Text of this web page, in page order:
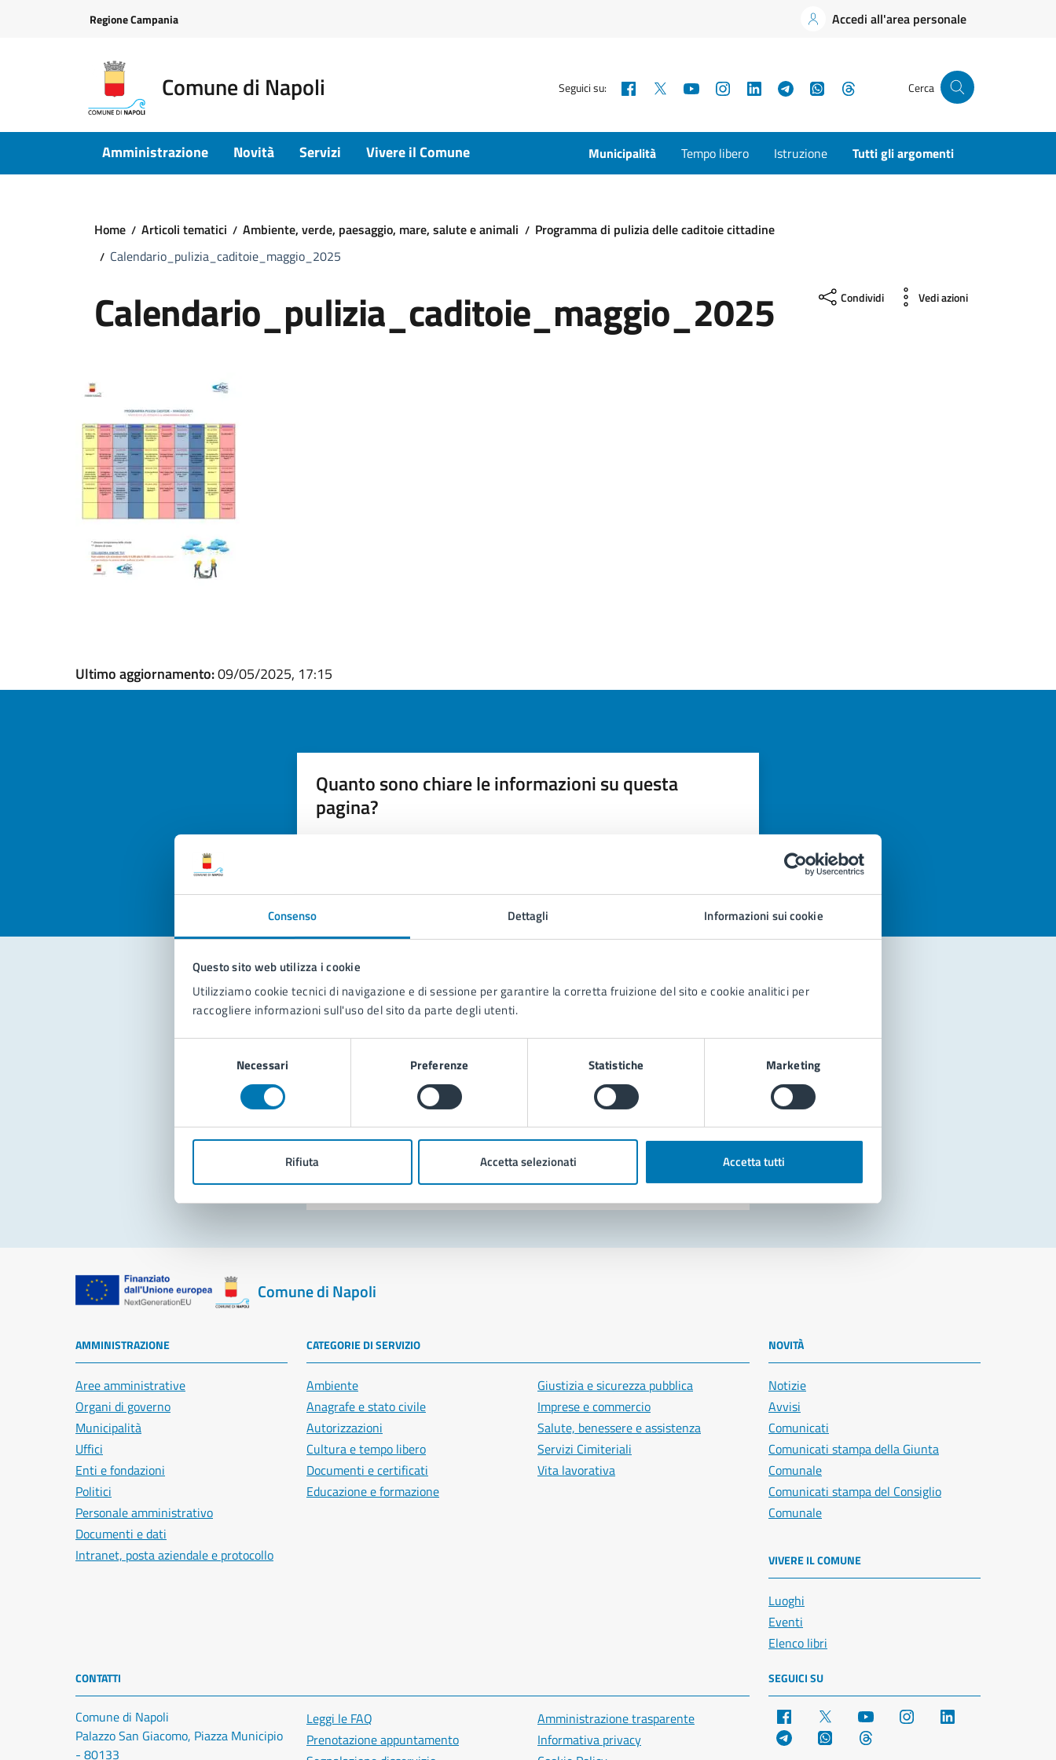
Consenso Dettagli Informazioni sui cookie
Questo sito web utilizza i cookie
Utilizziamo cookie tecnici di navigazione e di sessione per garantire la corretta fruizione del sito e cookie analitici per
raccogliere informazioni sull'uso del sito da parte degli utenti.
Necessari Preferenze Statistiche Marketing
Rifiuta Accetta selezionati Accetta tutti
Regione Campania Accedi all'area personale
Comune di Napoli Seguici su: Facebook YouTubeInstagramLinkedInTelegramWhatsApp Cerca
Amministrazione Novità Servizi Vivere il Comune Municipalità Tempo libero Istruzione Tutti gli argomenti
Home Articoli tematici Ambiente, verde, paesaggio, mare, salute e animali
Programma di pulizia delle caditoie cittadine
Calendario_pulizia_caditoie_maggio_2025
Calendario_pulizia_caditoie_maggio_2025 Condividi Vedi azioni
Ultimo aggiornamento:09/05/2025, 17:15
Quanto sono chiare le informazioni su questa
pagina?
Contatta il comune
Leggi le domande frequenti
Richiedi assistenza
Prenota appuntamento
Problemi in città
Segnala disservizio
Comune di Napoli
AMMINISTRAZIONE
Aree amministrative
Organi di governo
Municipalità
Uffici
Enti e fondazioni
Politici
Personale amministrativo
Documenti e dati
Intranet, posta aziendale e protocollo
CATEGORIE DI SERVIZIO
Ambiente
Anagrafe e stato civile
Autorizzazioni
Cultura e tempo libero
Documenti e certificati
Educazione e formazione
Giustizia e sicurezza pubblica
Imprese e commercio
Salute, benessere e assistenza
Servizi Cimiteriali
Vita lavorativa
NOVITÀ
Notizie
Avvisi
Comunicati
Comunicati stampa della Giunta
Comunale
Comunicati stampa del Consiglio
Comunale
VIVERE IL COMUNE
Luoghi
Eventi
Elenco libri
CONTATTI
Comune di Napoli
Palazzo San Giacomo, Piazza Municipio
- 80133
Leggi le FAQ
Prenotazione appuntamento
Amministrazione trasparente
Informativa privacy
SEGUICI SU
Facebook YouTube Instagram
Telegram WhatsApp